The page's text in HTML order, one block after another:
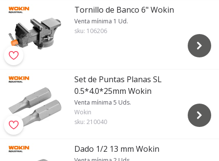
>Embalaje: caja de colorTornillo de Banco 6" Wokin
Venta mínima 1 Ud.
sku: 106206
Set de Puntas Planas SL
0.5*4.0*25mm Wokin
Venta mínima 5 Uds.
Wokin
sku: 210040
Dado 1/2 13 mm Wokin